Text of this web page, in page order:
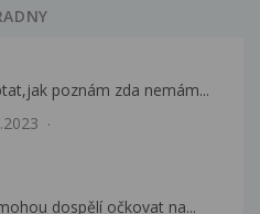
poznám zda nemám...
dospělí očkovat na...